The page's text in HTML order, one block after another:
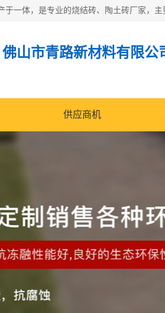
佛山市青路新材料有限公
供应商机